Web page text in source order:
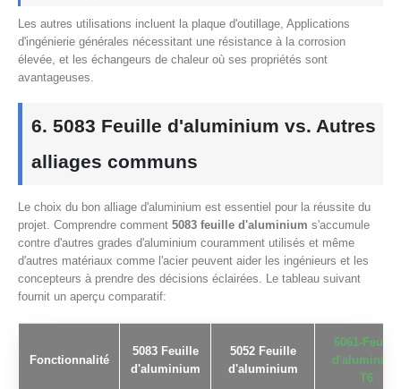
Les autres utilisations incluent la plaque d'outillage, Applications
d'ingénierie générales nécessitant une résistance à la corrosion
élevée, et les échangeurs de chaleur où ses propriétés sont
avantageuses.
6. 5083 Feuille d'aluminium vs. Autres
alliages communs
Le choix du bon alliage d'aluminium est essentiel pour la réussite du
projet. Comprendre comment 5083 feuille d'aluminium s'accumule
contre d'autres grades d'aluminium couramment utilisés et même
d'autres matériaux comme l'acier peuvent aider les ingénieurs et les
concepteurs à prendre des décisions éclairées. Le tableau suivant
fournit un aperçu comparatif:
Fonctionnalité
5083 Feuille
d'aluminium
5052 Feuille
d'aluminium
6061-Feuille
d'aluminium
T6